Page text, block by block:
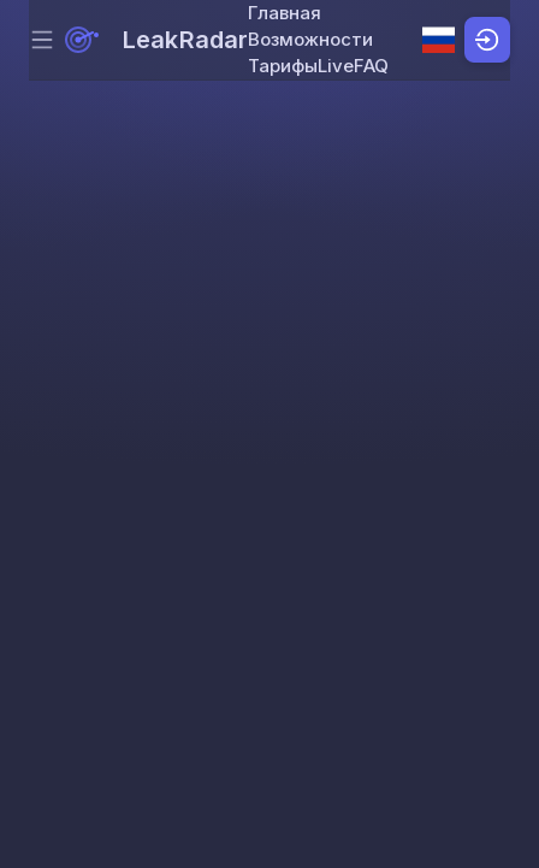
Skip to content
Menu LeakRadar
Главная
Возможности
ТарифыLiveFAQ